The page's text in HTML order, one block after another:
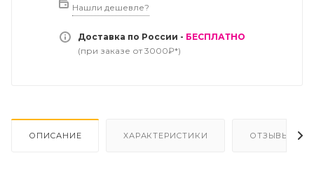
Нашли дешевле?
Доставка по России - БЕСПЛАТНО
(при заказе от 3000₽*)
ОПИСАНИЕ ХАРАКТЕРИСТИКИ ОТЗЫВЫ